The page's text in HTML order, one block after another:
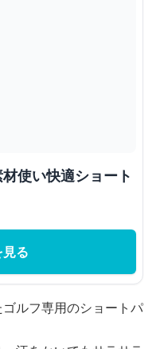
使い快適ショート
る
ルフ専用のショートパ